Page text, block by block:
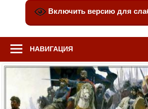
Включить версию для
НАВИГАЦИЯ